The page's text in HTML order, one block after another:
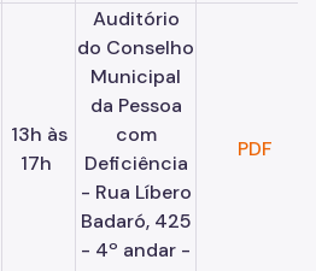
13h às
17h
Auditório
do Conselho
Municipal
da Pessoa
com
Deficiência
- Rua Líbero
Badaró, 425
- 4º andar -
PDF